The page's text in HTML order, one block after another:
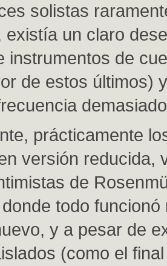
solistas
existía un claro
instrumentos de
de estos últimos)
prácticamente
versión reducida,
de
todo funcionó
y a pesar de
(como el